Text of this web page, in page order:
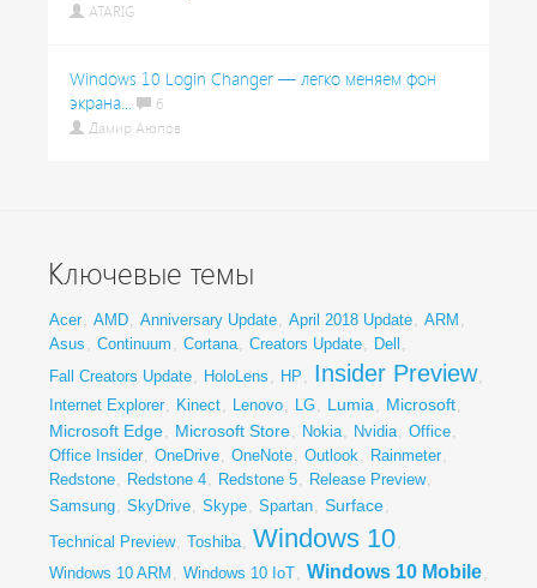
ATARIG
Windows 10 Login Changer — легко меняем фон
экрана...
6
Дамир Аюпов
Ключевые темы
Acer, AMD, Anniversary Update, April 2018 Update, ARM ,
Asus , Continuum , Cortana, Creators Update, Dell ,
Fall Creators Update, HoloLens , HP , Insider Preview,
Internet Explorer, Kinect, Lenovo, LG, Lumia, Microsoft,
Microsoft Edge, Microsoft Store, Nokia, Nvidia, Office,
Office Insider, OneDrive, OneNote, Outlook, Rainmeter,
Redstone, Redstone 4, Redstone 5, Release Preview,
Samsung, SkyDrive, Skype, Spartan, Surface,
Technical Preview, Toshiba, Windows 10,
Windows 10 ARM , Windows 10 IoT, Windows 10 Mobile,